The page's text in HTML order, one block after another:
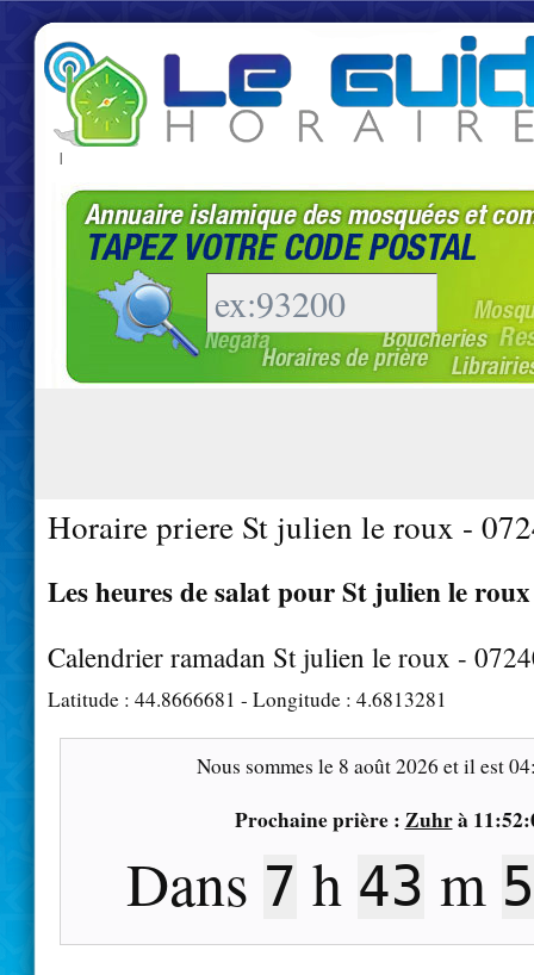
|
Horaire priere St julien le roux -
Les heures de salat pour St julien le
Calendrier ramadan St julien le roux -
Latitude : 44.8666681 - Longitude : 4.6813281
Nous sommes le 8 août 2026 et il est
Prochaine prière : Zuhrà
Dans 7 h 43 m